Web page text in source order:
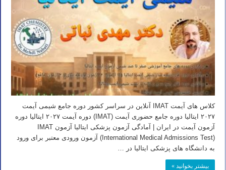
کلاس های آیمت IMAT آنلاین در سراسر کشور دوره جامع شیمی آیمت
۲۰۲۷ ایتالیا دوره جامع حضوری آیمت (IMAT) دوره آیمت ۲۰۲۷ ایتالیا دوره
آزمون آیمت در ایران | آمادگی آزمون پزشکی ایتالیا آزمون IMAT
(International Medical Admissions Test) آزمون‌ ورودی معتبر برای ورود
به دانشگاه‌ های پزشکی ایتالیا در …
بیشتر بخوانید »